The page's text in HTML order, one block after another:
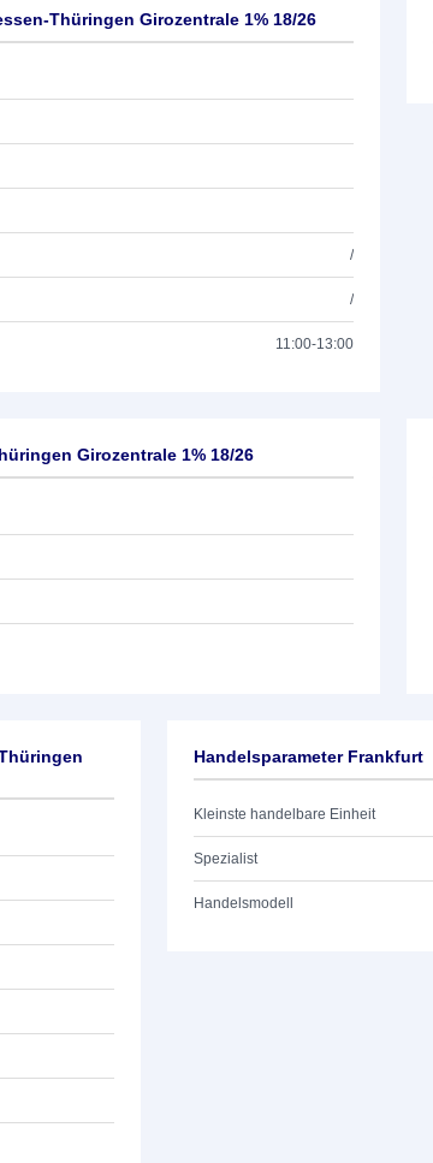
Thüringen Girozentrale 1% 18/26
/
/
11:00-13:00
Girozentrale 1% 18/26
Handelsparameter Frankfurt
Kleinste handelbare Einheit
Spezialist
Handelsmodell